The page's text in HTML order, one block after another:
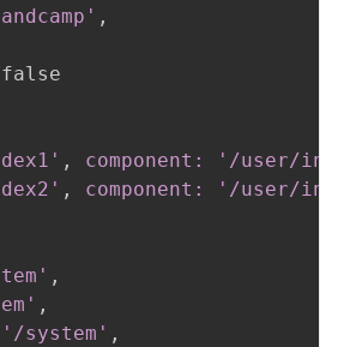
,
false
,
component: '/user/
,
component: '/user/
,
,
'/system' ,